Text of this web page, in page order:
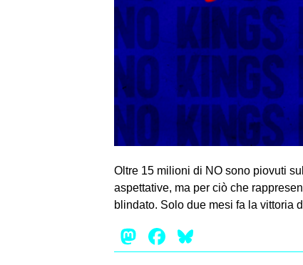
Oltre 15 milioni di NO sono piovuti
aspettative, ma per ciò che
blindato. Solo due mesi fa la vittoria
Mastodon
Facebook